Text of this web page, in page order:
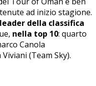
ad inizio stagione.
leader della classifica
nella top 10: quarto
Canola
(Team Sky).